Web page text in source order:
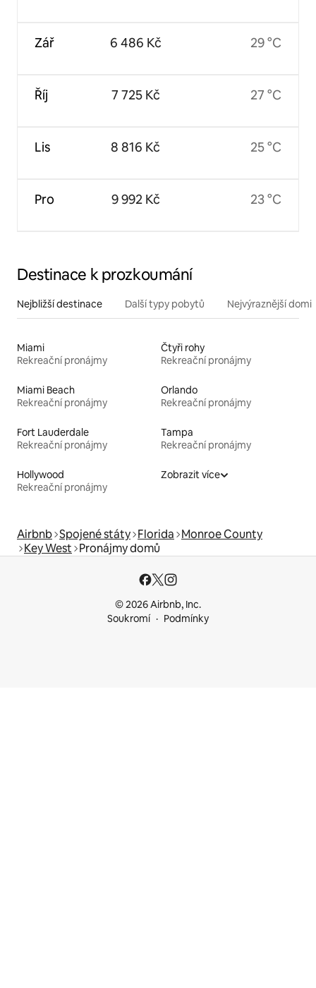
Zář
Říj
Lis
Pro
6 486 Kč
7 725 Kč
8 816 Kč
9 992 Kč
29 °C
27 °C
25 °C
23 °C
Destinace k prozkoumání
Nejbližší destinace Další typy pobytů Nejvýraznější
Miami
Rekreační pronájmy
Čtyři rohy
Rekreační pronájmy
Miami Beach
Rekreační pronájmy
Orlando
Rekreační pronájmy
Fort Lauderdale
Rekreační pronájmy
Tampa
Rekreační pronájmy
Hollywood
Rekreační pronájmy
Zobrazit více
Airbnb Spojené státy Florida Monroe County
Key West Pronájmy domů
© 2026 Airbnb, Inc.
Soukromí
Podmínky